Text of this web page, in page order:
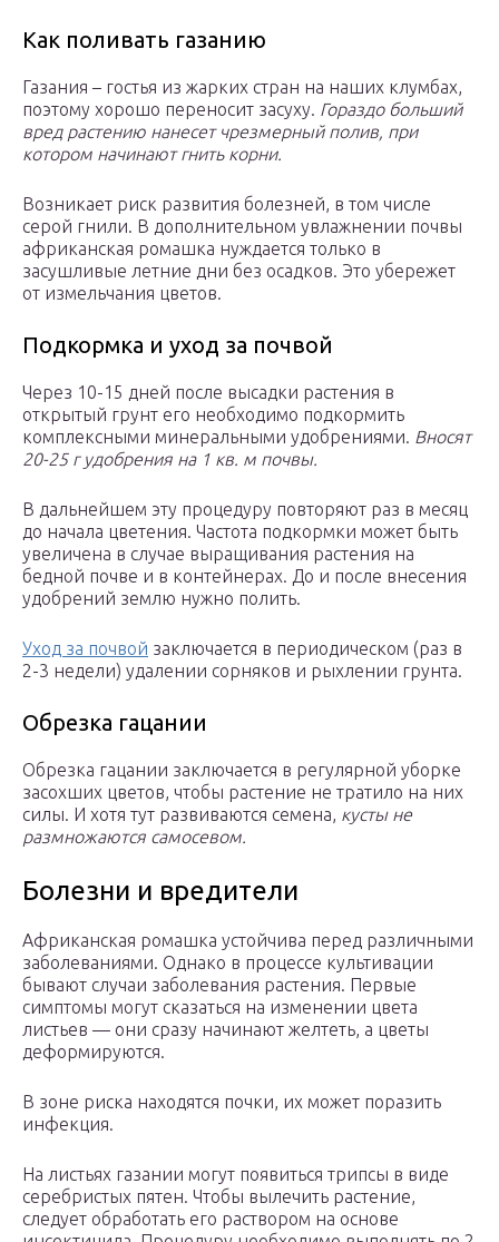
Как поливать газанию
Газания – гостья из жарких стран на наших клумбах,
поэтому хорошо переносит засуху. Гораздо больший
вред растению нанесет чрезмерный полив, при
котором начинают гнить корни.
Возникает риск развития болезней, в том числе
серой гнили. В дополнительном увлажнении почвы
африканская ромашка нуждается только в
засушливые летние дни без осадков. Это убережет
от измельчания цветов.
Подкормка и уход за почвой
Через 10-15 дней после высадки растения в
открытый грунт его необходимо подкормить
комплексными минеральными удобрениями. Вносят
20-25 г удобрения на 1 кв. м почвы.
В дальнейшем эту процедуру повторяют раз в месяц
до начала цветения. Частота подкормки может быть
увеличена в случае выращивания растения на
бедной почве и в контейнерах. До и после внесения
удобрений землю нужно полить.
Уход за почвой заключается в периодическом (раз в
2-3 недели) удалении сорняков и рыхлении грунта.
Обрезка гацании
Обрезка гацании заключается в регулярной уборке
засохших цветов, чтобы растение не тратило на них
силы. И хотя тут развиваются семена, кусты не
размножаются самосевом.
Болезни и вредители
Африканская ромашка устойчива перед различными
заболеваниями. Однако в процессе культивации
бывают случаи заболевания растения. Первые
симптомы могут сказаться на изменении цвета
листьев — они сразу начинают желтеть, а цветы
деформируются.
В зоне риска находятся почки, их может поразить
инфекция.
На листьях газании могут появиться трипсы в виде
серебристых пятен. Чтобы вылечить растение,
следует обработать его раствором на основе